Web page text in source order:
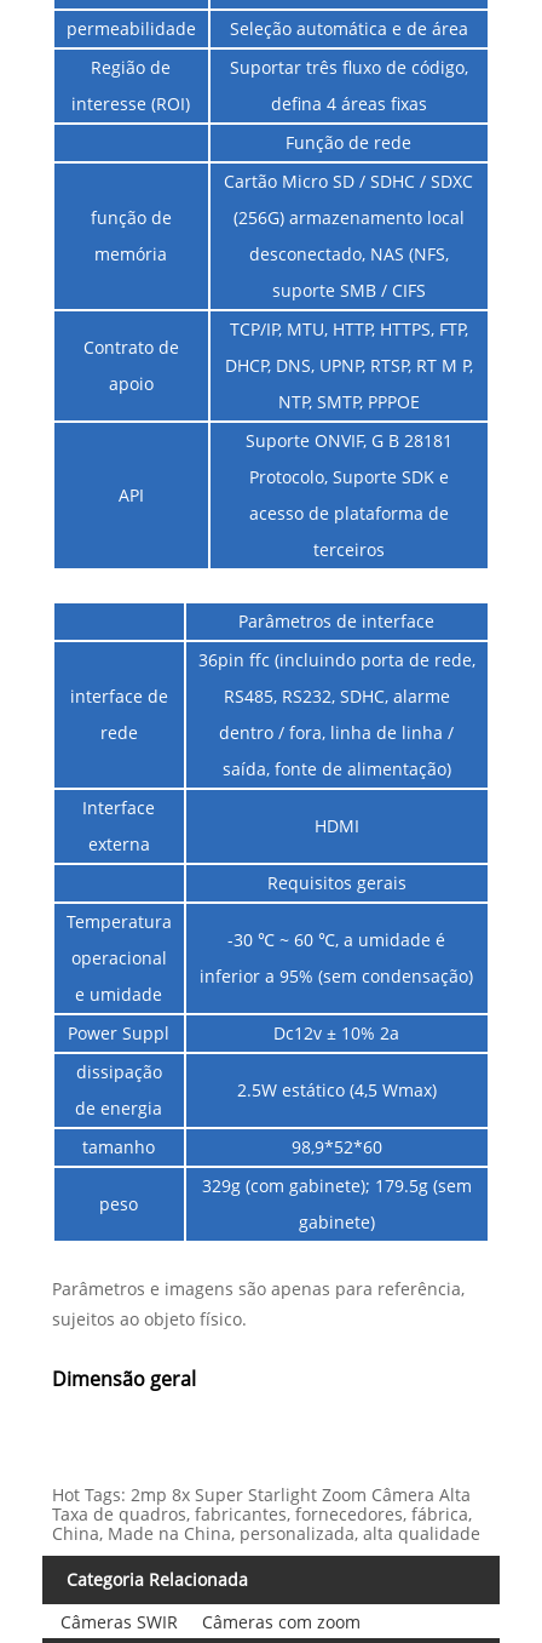
permeabilidade
Seleção automática e de área
Região de
interesse (ROI)
Suportar três fluxo de código,
defina 4 áreas fixas
Função de rede
função de
memória
Cartão Micro SD / SDHC / SDXC
(256G) armazenamento local
desconectado, NAS (NFS,
suporte SMB / CIFS
Contrato de
apoio
TCP/IP, MTU, HTTP, HTTPS, FTP,
DHCP, DNS, UPNP, RTSP, RT M P,
NTP, SMTP, PPPOE
API
Suporte ONVIF, G B 28181
Protocolo, Suporte SDK e
acesso de plataforma de
terceiros
Parâmetros de interface
interface de
rede
36pin ffc (incluindo porta de rede,
RS485, RS232, SDHC, alarme
dentro / fora, linha de linha /
saída, fonte de alimentação)
Interface
externa
HDMI
Requisitos gerais
Temperatura
operacional
e umidade
-30 ℃ ~ 60 ℃, a umidade é
inferior a 95% (sem condensação)
Power Suppl
Dc12v ± 10% 2a
dissipação
de energia
2.5W estático (4,5 Wmax)
tamanho 98,9*52*60
peso
329g (com gabinete); 179.5g (sem
gabinete)
Parâmetros e imagens são apenas para referência,
sujeitos ao objeto físico.
Dimensão geral
Hot Tags: 2mp 8x Super Starlight Zoom Câmera Alta
Taxa de quadros, fabricantes, fornecedores, fábrica,
China, Made na China, personalizada, alta qualidade
Categoria Relacionada
Câmeras SWIR
Câmeras com zoom